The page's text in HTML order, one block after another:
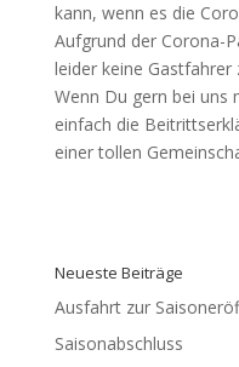
kann, wenn es die
Aufgrund der Corona-
leider keine Gastfahrer
Wenn Du gern bei
einfach die
einer tollen
Neueste Beiträge
Ausfahrt zur
Saisonabschluss